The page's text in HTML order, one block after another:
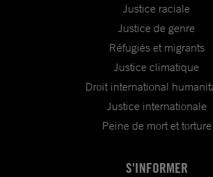
Justice raciale
Justice de genre
Réfugiés et migrants
Justice climatique
Droit international
Justice internationale
Peine de mort et torture
S'INFORMER